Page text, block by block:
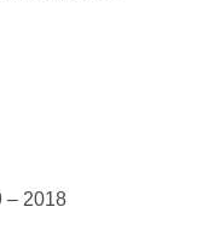
– 2018